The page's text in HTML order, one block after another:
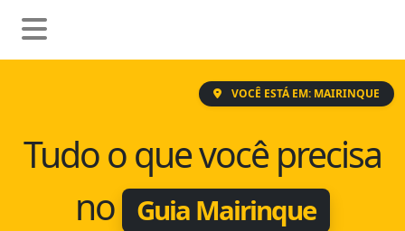
VOCÊ ESTÁ EM: MAIRINQUE
Tudo o que você precisa
no
Guia Mairinque